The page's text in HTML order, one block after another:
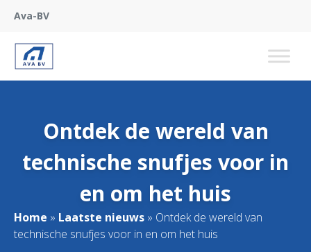
Ava-BV
Ontdek de wereld van
technische snufjes voor in
en om het huis
Home » Laatste nieuws » Ontdek de wereld van
technische snufjes voor in en om het huis